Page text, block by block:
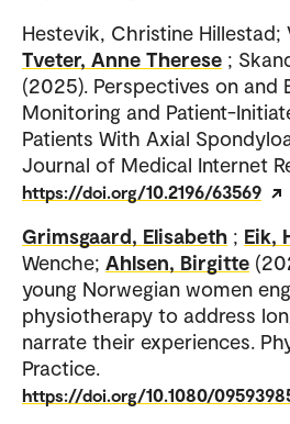
Hestevik, Christine
Tveter, Anne Therese ;
(2025). Perspectives on and
Monitoring and Patient-
Patients With Axial
Journal of Medical Internet
https://doi.org/10.2196/63569
Grimsgaard, Elisabeth ; Eik,
Wenche; Ahlsen, Birgitte
young Norwegian women
physiotherapy to address
narrate their experiences.
Practice.
https://doi.org/10.1080/